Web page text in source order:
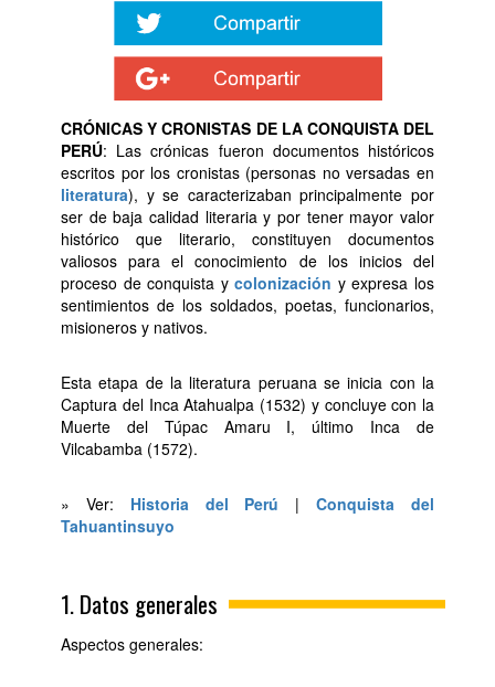
CRÓNICAS Y CRONISTAS DE LA CONQUISTA DEL
PERÚ: Las crónicas fueron documentos históricos
escritos por los cronistas (personas no versadas en
literatura), y se caracterizaban principalmente por
ser de baja calidad literaria y por tener mayor valor
histórico que literario, constituyen documentos
valiosos para el conocimiento de los inicios del
proceso de conquista ycolonización y expresa los
sentimientos de los soldados, poetas, funcionarios,
misioneros y nativos.
Esta etapa de la literatura peruana se inicia con la
Captura del Inca Atahualpa (1532) y concluye con la
Muerte del Túpac Amaru I, último Inca de
Vilcabamba (1572).
» Ver: Historia del Perú |Conquista del
Tahuantinsuyo
1. Datos generales
Aspectos generales: